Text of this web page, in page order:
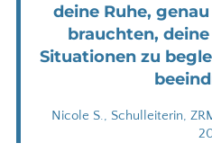
deine Ruhe,
brauchten,
Situationen zu
Nicole S., Schulleiterin,